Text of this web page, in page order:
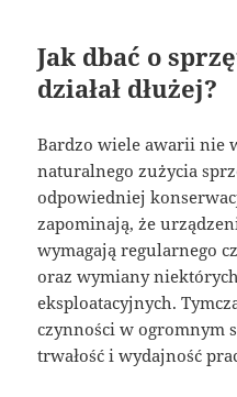
Jak dbać o
działał dłużej?
Bardzo wiele awarii nie
naturalnego zużycia
odpowiedniej
zapominają, że
wymagają regularnego
oraz wymiany
eksploatacyjnych.
czynności w ogromnym
trwałość i wydajność